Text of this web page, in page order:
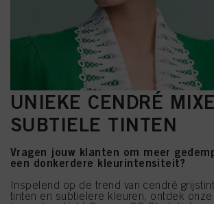
UNIEKE CENDRÉ
SUBTIELE TINTEN
Vragen jouw klanten om meer
een donkerdere kleurintensiteit?
Inspelend op de trend van cendré
tinten en subtielere kleuren, ontdek